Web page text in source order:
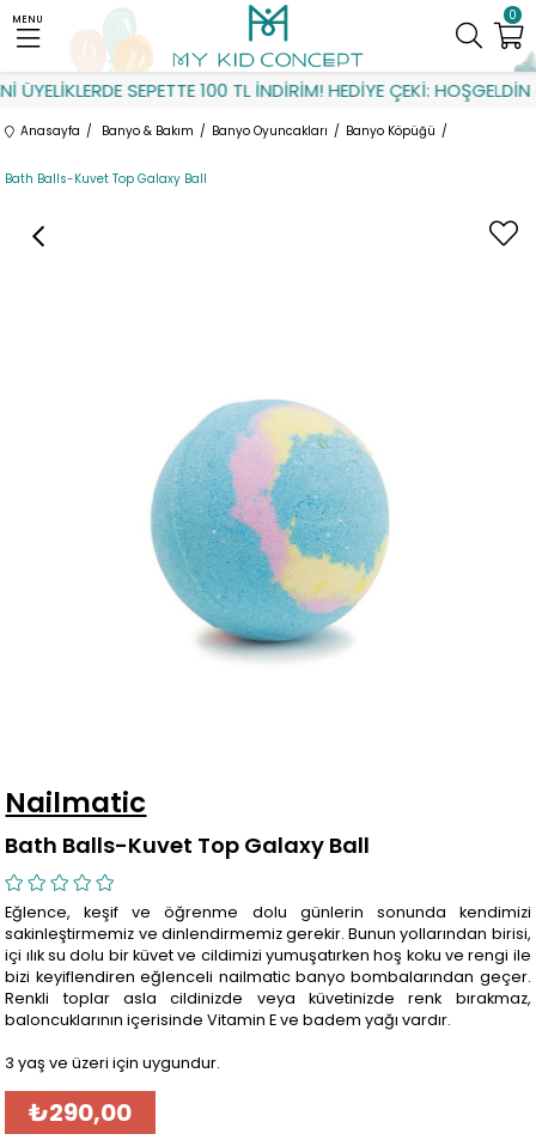
SEPETTE 100 TL İNDİRİM! HEDİYE ÇEKİ: HOŞGELDİN
0
MENU
Anasayfa Banyo & Bakım Banyo Oyuncakları Banyo Köpüğü
Bath Balls-Kuvet Top Galaxy Ball
Nailmatic
Bath Balls-Kuvet Top Galaxy Ball
Eğlence, keşif ve öğrenme dolu günlerin sonunda kendimizi
sakinleştirmemiz ve dinlendirmemiz gerekir. Bunun yollarından birisi,
içi ılık su dolu bir küvet ve cildimizi yumuşatırken hoş koku ve rengi ile
bizi keyiflendiren eğlenceli nailmatic banyo bombalarından geçer.
Renkli toplar asla cildinizde veya küvetinizde renk bırakmaz,
baloncuklarının içerisinde Vitamin E ve badem yağı vardır.
3 yaş ve üzeri için uygundur.
₺290,00